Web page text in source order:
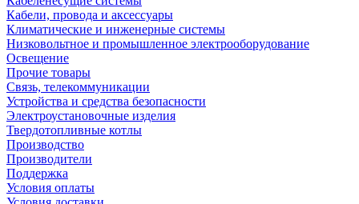
Кабели, провода и аксессуары
Климатические и инженерные системы
Низковольтное и промышленное электрооборудование
Освещение
Прочие товары
Связь, телекоммуникации
Устройства и средства безопасности
Электроустановочные изделия
Твердотопливные котлы
Производство
Производители
Поддержка
Условия оплаты